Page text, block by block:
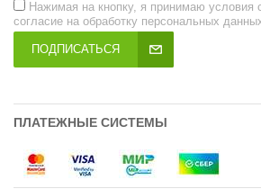
Нажимая на кнопку, я принимаю условия
согласие на обработку персональных
ПОДПИСАТЬСЯ
ПЛАТЕЖНЫЕ СИСТЕМЫ